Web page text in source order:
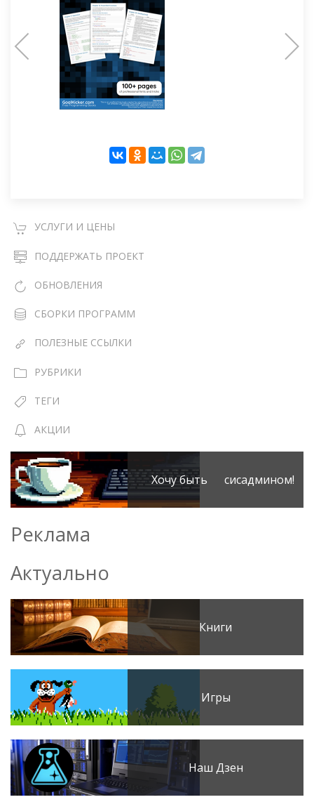
УСЛУГИ И ЦЕНЫ
ПОДДЕРЖАТЬ ПРОЕКТ
ОБНОВЛЕНИЯ
СБОРКИ ПРОГРАММ
ПОЛЕЗНЫЕ ССЫЛКИ
РУБРИКИ
ТЕГИ
АКЦИИ
Хочу быть сисадмином!
Реклама
Актуально
Книги
Игры
Наш Дзен